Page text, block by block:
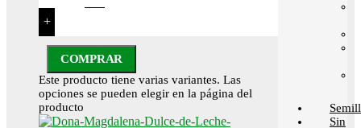
+
COMPRAR
Este producto tiene varias variantes. Las
opciones se pueden elegir en la página del
producto
Sin